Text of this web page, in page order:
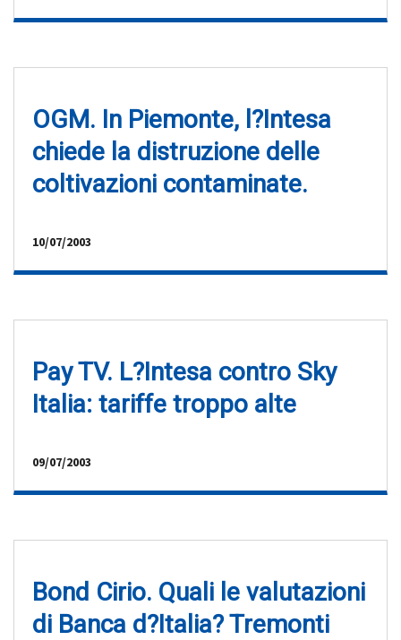
OGM. In Piemonte, l?Intesa
chiede la distruzione delle
coltivazioni contaminate.
10/07/2003
Pay TV. L?Intesa contro Sky
Italia: tariffe troppo alte
09/07/2003
Bond Cirio. Quali le valutazioni
di Banca d?Italia? Tremonti